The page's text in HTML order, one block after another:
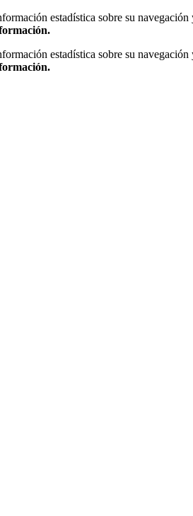
estadística sobre su
estadística sobre su